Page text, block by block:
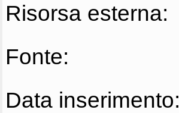
Risorsa esterna:
Fonte:
Data inserimento: